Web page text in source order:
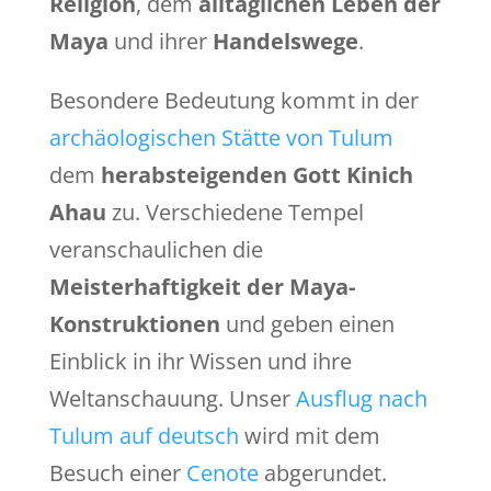
Maya und ihrer Handelswege.
Besondere Bedeutung kommt in der
archäologischen Stätte von Tulum
dem herabsteigenden Gott Kinich
Ahau zu. Verschiedene Tempel
veranschaulichen die
Meisterhaftigkeit der Maya-
Konstruktionen und geben einen
Einblick in ihr Wissen und ihre
Weltanschauung. UnserAusflug nach
Tulum auf deutsch wird mit dem
Besuch einer Cenoteabgerundet.